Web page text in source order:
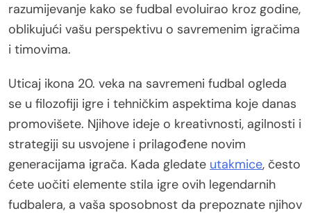
razumijevanje kako se fudbal evoluirao kroz godine,
oblikujući vašu perspektivu o savremenim igračima
i timovima.
Uticaj ikona 20. veka na savremeni fudbal ogleda
se u filozofiji igre i tehničkim aspektima koje danas
promovišete. Njihove ideje o kreativnosti, agilnosti i
strategiji su usvojene i prilagođene novim
generacijama igrača. Kada gledate utakmice, često
ćete uočiti elemente stila igre ovih legendarnih
fudbalera, a vaša sposobnost da prepoznate njihov